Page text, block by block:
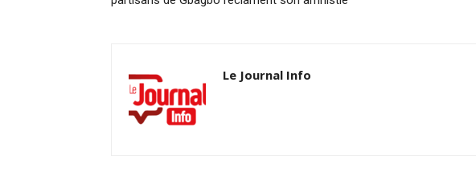
Le Journal Info